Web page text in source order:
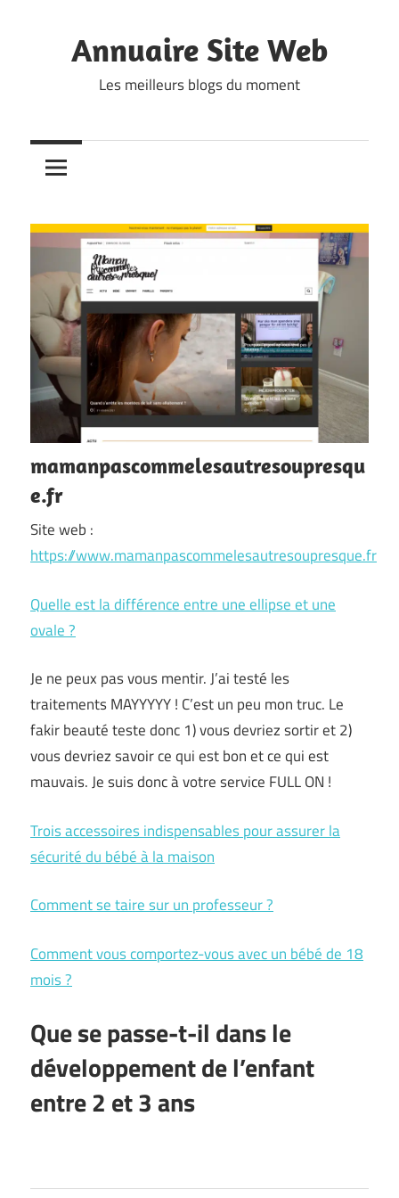
contentAnnuaire Site Web
Les meilleurs blogs du moment
mamanpascommelesautresoupresqu
e.fr
Site web :
https://www.mamanpascommelesautresoupresque.fr
Quelle est la différence entre une ellipse et une
ovale ?
Je ne peux pas vous mentir. J’ai testé les
traitements MAYYYYY ! C’est un peu mon truc. Le
fakir beauté teste donc 1) vous devriez sortir et 2)
vous devriez savoir ce qui est bon et ce qui est
mauvais. Je suis donc à votre service FULL ON !
Trois accessoires indispensables pour assurer la
sécurité du bébé à la maison
Comment se taire sur un professeur ?
Comment vous comportez-vous avec un bébé de 18
mois ?
Que se passe-t-il dans le
développement de l’enfant
entre 2 et 3 ans